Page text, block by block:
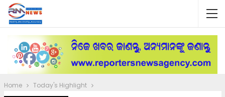
Home Today's Highlight